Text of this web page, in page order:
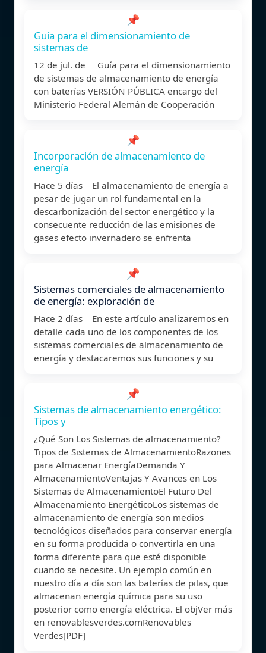
📌
Guía para el dimensionamiento de
sistemas de
12 de jul. de Guía para el dimensionamiento
de sistemas de almacenamiento de energía
con baterías VERSIÓN PÚBLICA encargo del
Ministerio Federal Alemán de Cooperación
📌
Incorporación de almacenamiento de
energía
Hace 5 días El almacenamiento de energía a
pesar de jugar un rol fundamental en la
descarbonización del sector energético y la
consecuente reducción de las emisiones de
gases efecto invernadero se enfrenta
📌
Sistemas comerciales de almacenamiento
de energía: exploración de
Hace 2 días En este artículo analizaremos en
detalle cada uno de los componentes de los
sistemas comerciales de almacenamiento de
energía y destacaremos sus funciones y su
📌
Sistemas de almacenamiento energético:
Tipos y
¿Qué Son Los Sistemas de almacenamiento?
Tipos de Sistemas de AlmacenamientoRazones
para Almacenar EnergíaDemanda Y
AlmacenamientoVentajas Y Avances en Los
Sistemas de AlmacenamientoEl Futuro Del
Almacenamiento EnergéticoLos sistemas de
almacenamiento de energía son medios
tecnológicos diseñados para conservar energía
en su forma producida o convertirla en una
forma diferente para que esté disponible
cuando se necesite. Un ejemplo común en
nuestro día a día son las baterías de pilas, que
almacenan energía química para su uso
posterior como energía eléctrica. El objVer más
en renovablesverdes.comRenovables
Verdes[PDF]